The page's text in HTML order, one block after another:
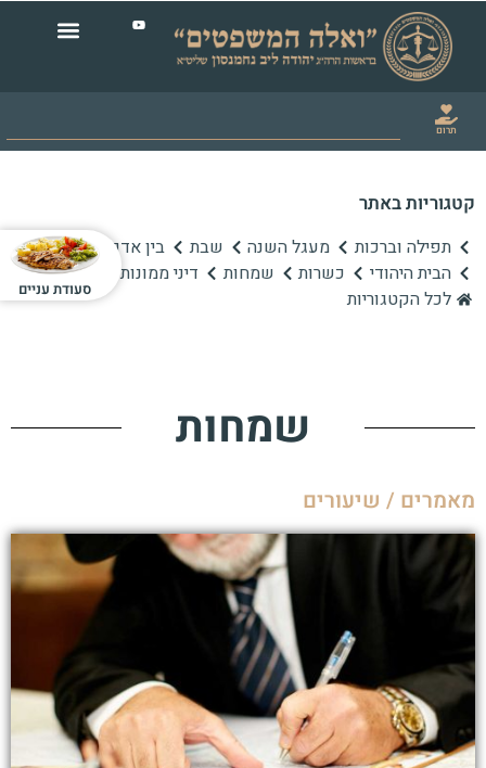
תרום
קטגוריות באתר
תפילה וברכות מעגל השנה שבת
בין אדם לחברו
הבית היהודי
כשרות שמחות
דיני ממונות
לכל הקטגוריות
שמחות
מאמרים / שיעורים
סעודת עניים